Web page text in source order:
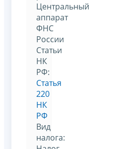
Центральный
аппарат
ФНС
России
Статьи
НК
РФ:
Статья
220
НК
РФ
Вид
налога: